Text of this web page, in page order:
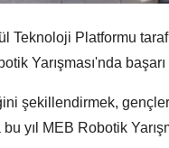
Platformu
Yarışması'nda
şekillendirmek,
yıl MEB Robotik